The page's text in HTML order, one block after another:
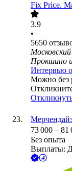
Fix Price.
3.9
•
5650
Московский
Прокшино
Интервью
Можно без
73 000 – 81
Без опыта
Выплаты: